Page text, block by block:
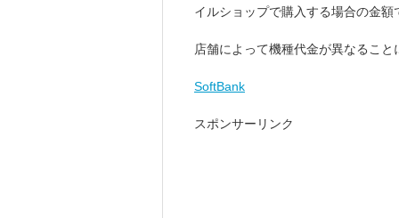
イルショップで購入する場合の金額
店舗によって機種代金が異なるこ
SoftBank
スポンサーリンク